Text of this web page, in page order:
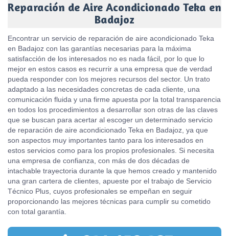
Reparación de Aire Acondicionado Teka en
Badajoz
Encontrar un servicio de reparación de aire acondicionado Teka
en Badajoz con las garantías necesarias para la máxima
satisfacción de los interesados no es nada fácil, por lo que lo
mejor en estos casos es recurrir a una empresa que de verdad
pueda responder con los mejores recursos del sector. Un trato
adaptado a las necesidades concretas de cada cliente, una
comunicación fluida y una firme apuesta por la total transparencia
en todos los procedimientos a desarrollar son otras de las claves
que se buscan para acertar al escoger un determinado servicio
de reparación de aire acondicionado Teka en Badajoz, ya que
son aspectos muy importantes tanto para los interesados en
estos servicios como para los propios profesionales. Si necesita
una empresa de confianza, con más de dos décadas de
intachable trayectoria durante la que hemos creado y mantenido
una gran cartera de clientes, apueste por el trabajo de Servicio
Técnico Plus, cuyos profesionales se empeñan en seguir
proporcionando las mejores técnicas para cumplir su cometido
con total garantía.